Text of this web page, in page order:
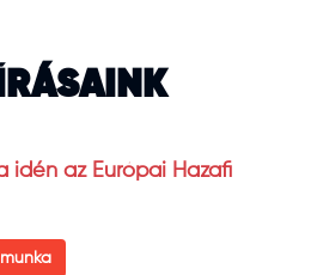
idén az Európai Hazafi